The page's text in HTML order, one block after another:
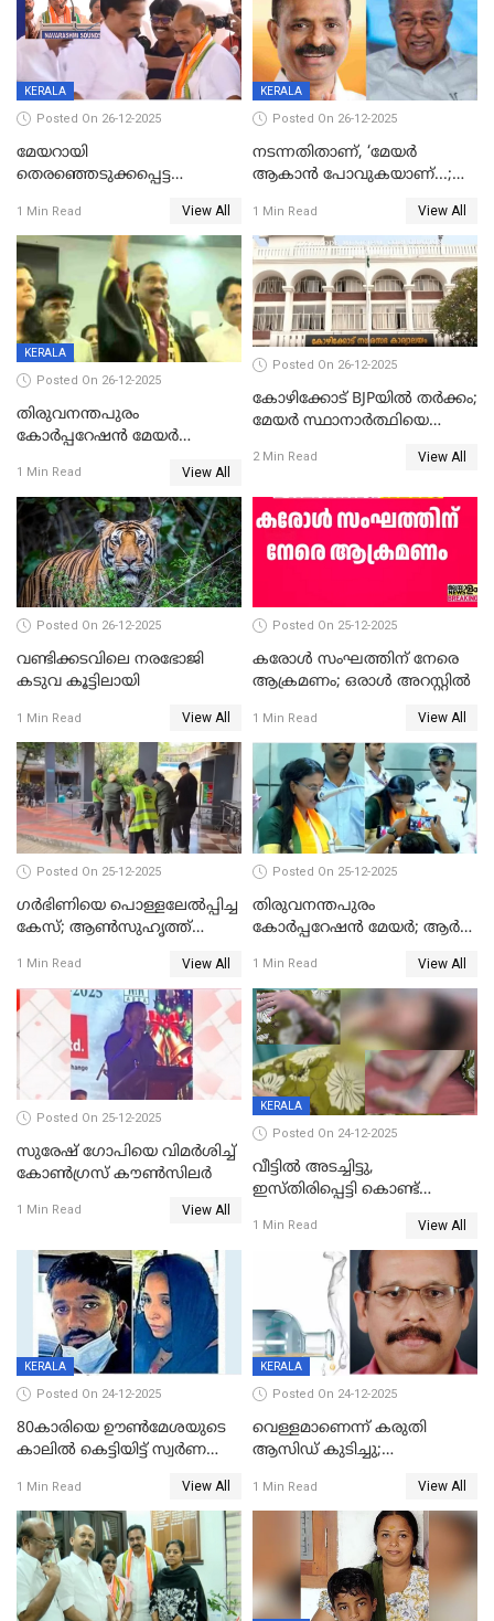
KERALA
Posted On 26-12-2025
മേയറായി
തെരഞ്ഞെടുക്കപ്പെട്ട
ആദ്യ വോട്ട് അസാധു; കണ്ണൂർ
ഡെപ്യൂട്ടി മേയർ സ്ഥാനത്ത്
താഹിറിന് വിജയം
1 Min Read View All
KERALA
Posted On 26-12-2025
നടന്നതിതാണ്, ‘മേയർ
ആകാൻ പോവുകയാണ്...;
മുഖ്യമന്ത്രിയുടെ ഓഫീസ്
തന്നെ വിശദീകരിയ്ക്കുന്നു;
സത്യമിതാണ്
1 Min Read View All
KERALA
Posted On 26-12-2025
തിരുവനന്തപുരം
കോര്‍പ്പറേഷന്‍ മേയര്‍
ഹൈക്കോടതിയിലേക്ക്;
സത്യപ്രതിജ്ഞ ചടങ്ങില്‍
ചട്ടലംഘനമെന്ന് പാർട്ടി
1 Min Read View All
Posted On 26-12-2025
കോഴിക്കോട് BJPയിൽ തർക്കം;
മേയർ സ്ഥാനാർത്ഥിയെ
2 Min Read View All
Posted On 26-12-2025
വണ്ടിക്കടവിലെ നരഭോജി
കടുവ കൂട്ടിലായി
1 Min Read View All
Posted On 25-12-2025
കരോള്‍ സംഘത്തിന് നേരെ
ആക്രമണം; ഒരാള്‍ അറസ്റ്റില്‍
1 Min Read View All
Posted On 25-12-2025
ഗര്‍ഭിണിയെ പൊള്ളലേല്‍പ്പിച്ച
കേസ്; ആണ്‍സുഹൃത്ത്
1 Min Read View All
Posted On 25-12-2025
തിരുവനന്തപുരം
കോര്‍പ്പറേഷന്‍ മേയർ; ആര്‍
1 Min Read View All
Posted On 25-12-2025
സുരേഷ് ഗോപിയെ വിമര്‍ശിച്ച്
കോണ്‍ഗ്രസ് കൗണ്‍സിലര്‍
1 Min Read View All
KERALA
Posted On 24-12-2025
വീട്ടിൽ അടച്ചിട്ടു,
ഇസ്തിരിപ്പെട്ടി കൊണ്ട്
ഗർഭിണിയായ യുവതിക്ക് ക്രൂര
1 Min Read View All
KERALA
Posted On 24-12-2025
80കാരിയെ ഊൺമേശയുടെ
കാലിൽ കെട്ടിയിട്ട് സ്വർണവും
കൊച്ചുമകനും സുഹൃത്തും
അറസ്റ്റിൽ
1 Min Read View All
KERALA
Posted On 24-12-2025
വെള്ളമാണെന്ന് കരുതി
ആസിഡ് കുടിച്ചു;
മരിച്ചു
1 Min Read View All